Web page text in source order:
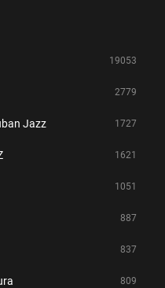
19053
2779
Jazz 1727
1621
1051
887
837
809